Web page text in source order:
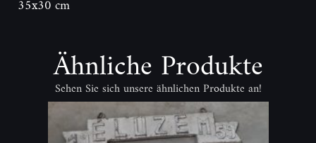
35x30 cm
Ähnliche Produkte
Sehen Sie sich unsere ähnlichen Produkte an!